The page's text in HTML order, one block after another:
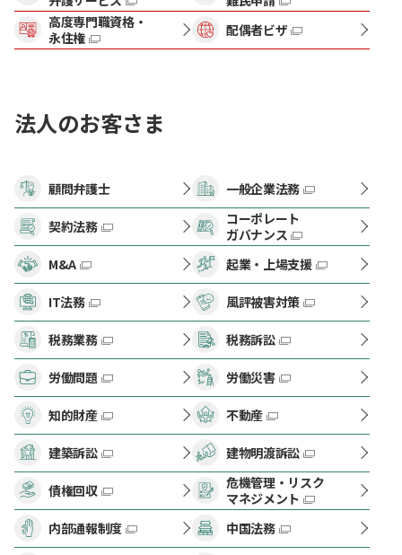
高度専門職資格・
永住権
配偶者ビザ
法人のお客さま
顧問弁護士 一般企業法務
契約法務
コーポレート
ガバナンス
M&A
起業・上場支援
IT法務 風評被害対策
税務業務 税務訴訟
労働問題 労働災害
知的財産 不動産
建築訴訟 建物明渡訴訟
債権回収
危機管理・リスク
マネジメント
内部通報制度
中国法務